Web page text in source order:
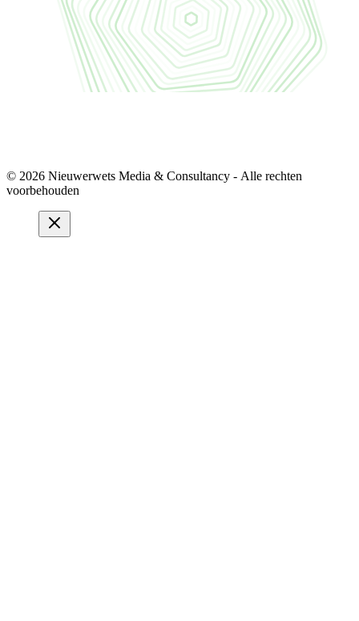
© 2026 Nieuwerwets Media & Consultancy - Alle rechten
voorbehouden